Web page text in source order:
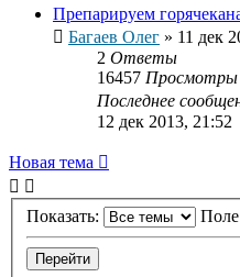
Препарируем
Багаев Олег » 11 дек
2 Ответы
16457 Просмотры
Последнее
12 дек 2013, 21:52
Новая тема
Показать: Поле